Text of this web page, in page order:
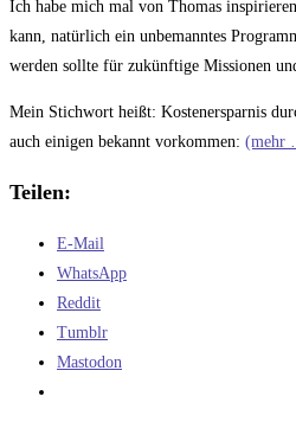
Ich habe mich mal von Thomas
kann, natürlich ein unbemanntes
werden sollte für zukünftige Missionen
Mein Stichwort heißt: Kostenersparnis
auch einigen bekannt vorkommen: (mehr
Teilen:
E-Mail
WhatsApp
Reddit
Tumblr
Mastodon